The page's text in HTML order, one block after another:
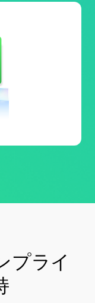
プライ